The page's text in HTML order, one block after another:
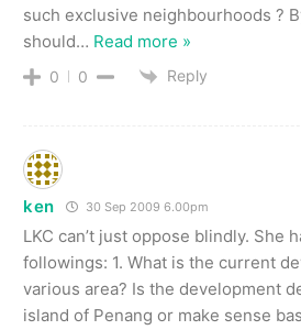
such exclusive neighbourhoods ?
should… Read more »
0 0 Reply
ken 30 Sep 2009 6.00pm
LKC can’t just oppose blindly. She
followings: 1. What is the current
various area? Is the development
island of Penang or make sense